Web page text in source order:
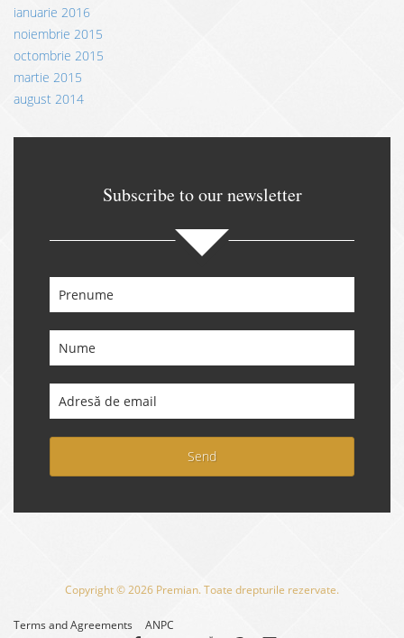
ianuarie 2016
noiembrie 2015
octombrie 2015
martie 2015
august 2014
Subscribe to our newsletter
Send
Copyright © 2026 Premian. Toate drepturile rezervate.
Terms and Agreements ANPC